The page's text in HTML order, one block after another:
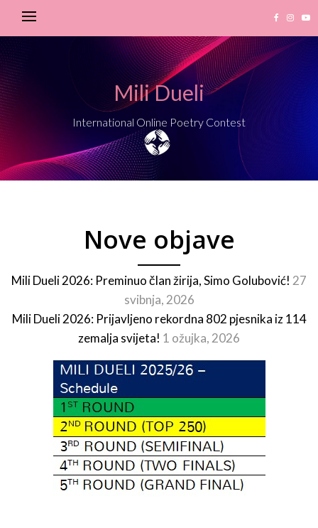
Mili Dueli
International Online Poetry Contest
Nove objave
Mili Dueli 2026: Preminuo član žirija, Simo Golubović! 27
svibnja, 2026
Mili Dueli 2026: Prijavljeno rekordna 802 pjesnika iz 114
zemalja svijeta! 1 ožujka, 2026